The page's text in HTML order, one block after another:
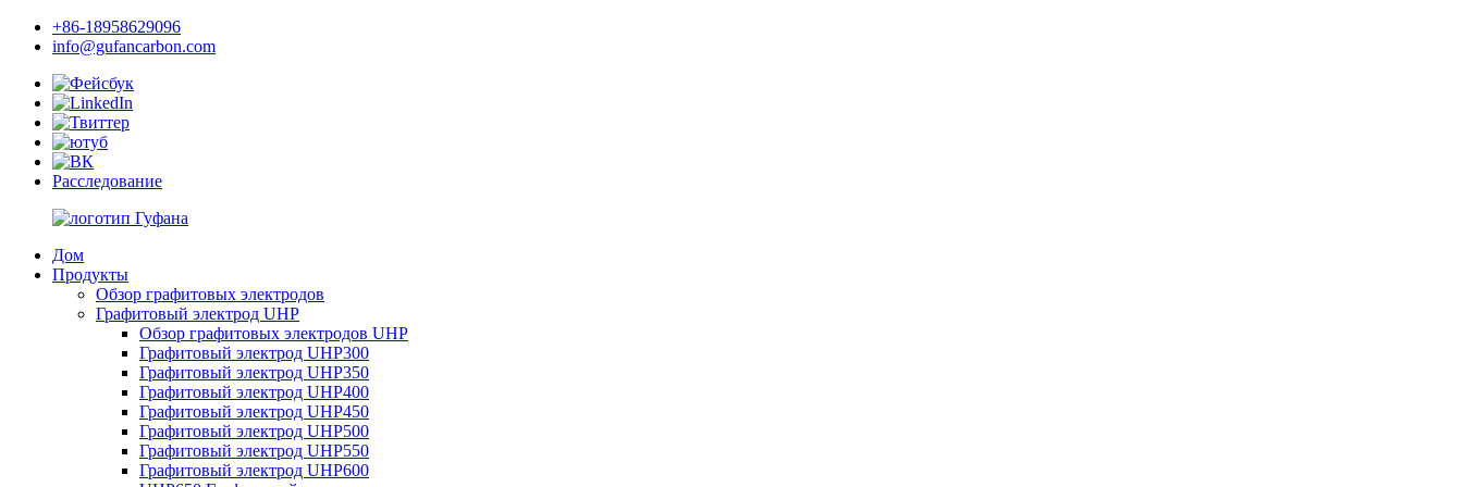
+86-18958629096
info@gufancarbon.com
Расследование
Дом
Продукты
Обзор графитовых электродов
Графитовый электрод UHP
Обзор графитовых электродов UHP
Графитовый электрод UHP300
Графитовый электрод UHP350
Графитовый электрод UHP400
Графитовый электрод UHP450
Графитовый электрод UHP500
Графитовый электрод UHP550
Графитовый электрод UHP600